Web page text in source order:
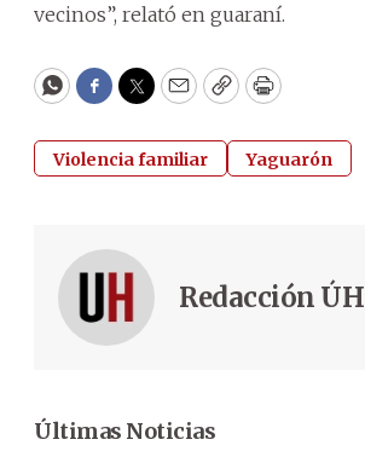
vecinos”, relató en guaraní.
WhatsApp
Facebook
Twitter
EmailCopyPrint
Violencia familiar Yaguarón
Redacción ÚH
Últimas Noticias